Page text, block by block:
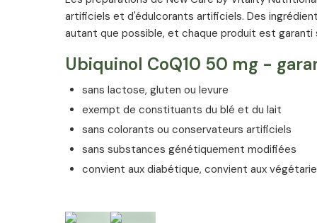
Huile de colza; émulsifiant: esters polyglycériques
amidon modifié; humectant: glycérol; KANEKA
(ubiquinol); agent d‘enrobage: cire d‘abeille;
carraghénane; colorant: caramel ordinaire;
Kaneka Ubiquinol™ et le label de qualité™ sont des
Allergènes
artificiels et d'édulcorants artificiels. Des
autant que possible, et chaque produit est garanti
Ubiquinol CoQ10 50 mg -
sans lactose, gluten ou levure
exempt de constituants du blé et du lait
sans colorants ou conservateurs artificiels
sans substances génétiquement modifiées
convient aux diabétique, convient aux